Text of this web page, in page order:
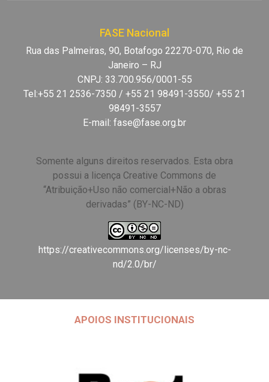
FASE Nacional
Rua das Palmeiras, 90, Botafogo 22270-070, Rio de
Janeiro – RJ
CNPJ: 33.700.956/0001-55
Tel:+55 21 2536-7350 / +55 21 98491-3550/ +55 21
98491-3557
E-mail: fase@fase.org.br
Somente alguns direitos reservados. Esta obra
possui a licença Creative Commons de
“Atribuição+Uso não comercial+Não a obras
derivadas” (BY-NC-ND)
https://creativecommons.org/licenses/by-nc-
nd/2.0/br/
APOIOS INSTITUCIONAIS